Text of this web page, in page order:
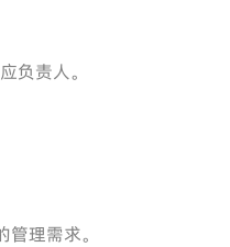
负责人。
理需求。